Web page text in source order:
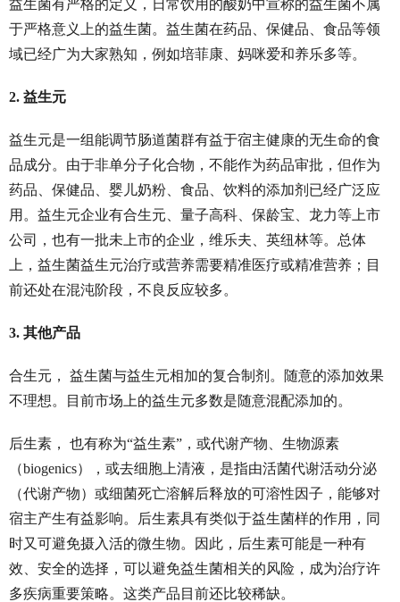
益生菌有严格的定义，日常饮用的酸奶中宣称的益生菌不属
于严格意义上的益生菌。益生菌在药品、保健品、食品等领
域已经广为大家熟知，例如培菲康、妈咪爱和养乐多等。
2. 益生元
益生元是一组能调节肠道菌群有益于宿主健康的无生命的食
品成分。由于非单分子化合物，不能作为药品审批，但作为
药品、保健品、婴儿奶粉、食品、饮料的添加剂已经广泛应
用。益生元企业有合生元、量子高科、保龄宝、龙力等上市
公司，也有一批未上市的企业，维乐夫、英纽林等。总体
上，益生菌益生元治疗或营养需要精准医疗或精准营养；目
前还处在混沌阶段，不良反应较多。
3. 其他产品
合生元， 益生菌与益生元相加的复合制剂。随意的添加效果
不理想。目前市场上的益生元多数是随意混配添加的。
后生素， 也有称为“益生素”，或代谢产物、生物源素
（biogenics），或去细胞上清液，是指由活菌代谢活动分泌
（代谢产物）或细菌死亡溶解后释放的可溶性因子，能够对
宿主产生有益影响。后生素具有类似于益生菌样的作用，同
时又可避免摄入活的微生物。因此，后生素可能是一种有
效、安全的选择，可以避免益生菌相关的风险，成为治疗许
多疾病重要策略。这类产品目前还比较稀缺。